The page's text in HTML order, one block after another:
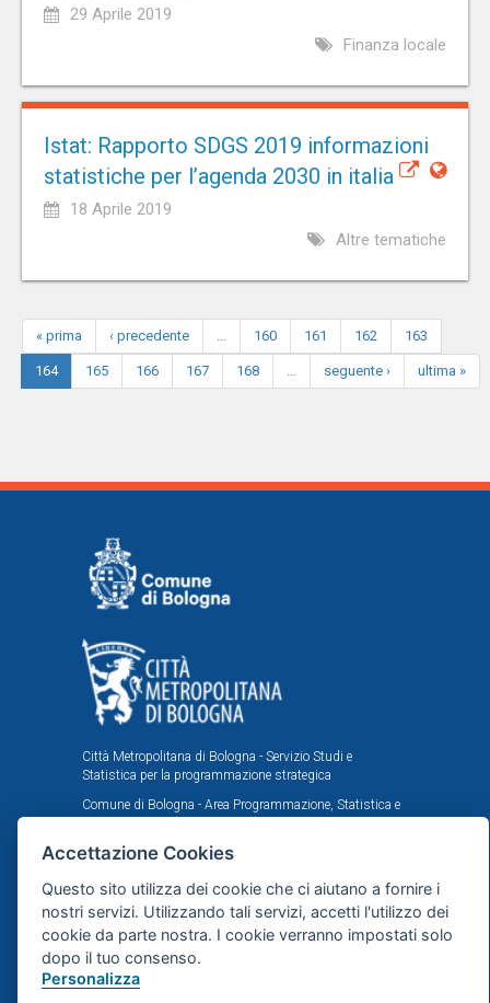
29 Aprile 2019
Finanza locale
Istat: Rapporto SDGS 2019 informazioni
statistiche per l’agenda 2030 in italia
18 Aprile 2019
Altre tematiche
« prima ‹ precedente … 160 161 162 163
164 165 166 167 168 … seguente › ultima »
Città Metropolitana di Bologna - Servizio Studi e
Statistica per la programmazione strategica
Comune di Bologna - Area Programmazione, Statistica e
di Statistica
nell'ambito dell'accordo istituzionale fra Città
Metropolitana e Comune di Bologna in tema di statistica
e ricerche demografiche, sociali ed economiche.
Mappa del sito
Accettazione Cookies
Questo sito utilizza dei cookie che ci aiutano a fornire i
nostri servizi. Utilizzando tali servizi, accetti l'utilizzo dei
cookie da parte nostra. I cookie verranno impostati solo
dopo il tuo consenso.
Personalizza